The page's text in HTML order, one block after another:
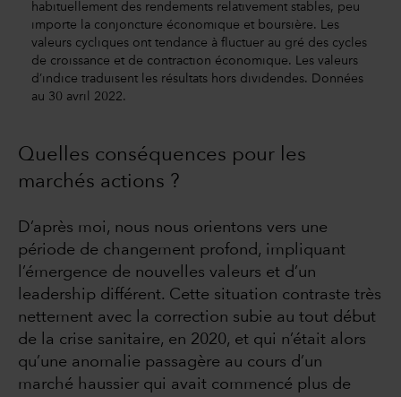
habituellement des rendements relativement stables, peu
importe la conjoncture économique et boursière. Les
valeurs cycliques ont tendance à fluctuer au gré des cycles
de croissance et de contraction économique. Les valeurs
d’indice traduisent les résultats hors dividendes. Données
au 30 avril 2022.
Quelles conséquences pour les
marchés actions ?
D’après moi, nous nous orientons vers une
période de changement profond, impliquant
l’émergence de nouvelles valeurs et d’un
leadership différent. Cette situation contraste très
nettement avec la correction subie au tout début
de la crise sanitaire, en 2020, et qui n’était alors
qu’une anomalie passagère au cours d’un
marché haussier qui avait commencé plus de